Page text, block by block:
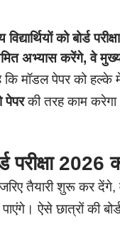
को बोर्ड
अभ्यास करेंगे, वे मुख्य
कि मॉडल पेपर को
पेपरकी तरह काम
2026
तैयारी शुरू कर देंगे,
ऐसे छात्रों की